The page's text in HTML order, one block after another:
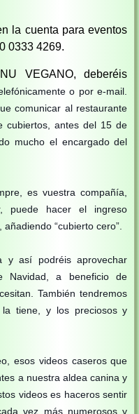
la cuenta para eventos
0333 4269.
VEGANO, deberéis
o por e-mail.
comunicar al restaurante
cubiertos, antes del 15 de
mucho el encargado del
es vuestra compañía,
puede hacer el ingreso
“cubierto cero”.
y así podréis aprovechar
Navidad, a beneficio de
También tendremos
tiene, y los preciosos y
esos videos caseros que
a nuestra aldea canina y
videos es haceros sentir
vez más numerosos y